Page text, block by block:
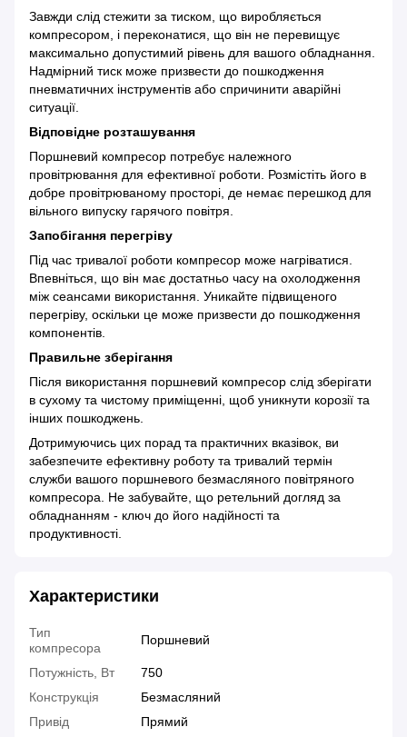
Завжди слід стежити за тиском, що виробляється
компресором, і переконатися, що він не перевищує
максимально допустимий рівень для вашого обладнання.
Надмірний тиск може призвести до пошкодження
пневматичних інструментів або спричинити аварійні
ситуації.
Відповідне розташування
Поршневий компресор потребує належного
провітрювання для ефективної роботи. Розмістіть його в
добре провітрюваному просторі, де немає перешкод для
вільного випуску гарячого повітря.
Запобігання перегріву
Під час тривалої роботи компресор може нагріватися.
Впевніться, що він має достатньо часу на охолодження
між сеансами використання. Уникайте підвищеного
перегріву, оскільки це може призвести до пошкодження
компонентів.
Правильне зберігання
Після використання поршневий компресор слід зберігати
в сухому та чистому приміщенні, щоб уникнути корозії та
інших пошкоджень.
Дотримуючись цих порад та практичних вказівок, ви
забезпечите ефективну роботу та тривалий термін
служби вашого поршневого безмасляного повітряного
компресора. Не забувайте, що ретельний догляд за
обладнанням - ключ до його надійності та
продуктивності.
Характеристики
Тип
компресора
Поршневий
Потужність, Вт
750
Конструкція
Безмасляний
Привід
Прямий